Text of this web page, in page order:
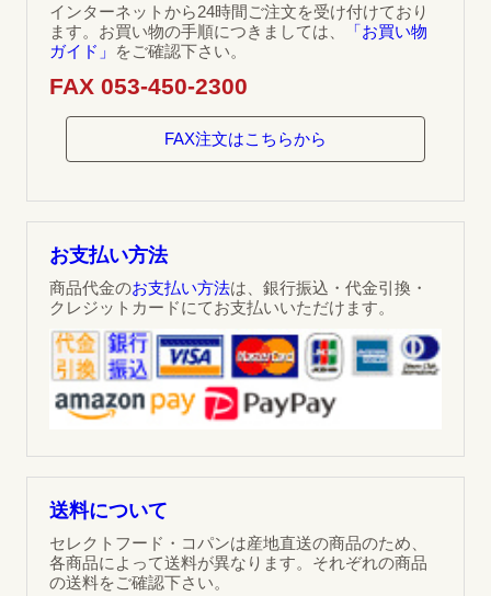
インターネットから24時間ご注文を受け付けており
ます。お買い物の手順につきましては、
「お買い物
ガイド」
をご確認下さい。
FAX 053-450-2300
FAX注文はこちらから
お支払い方法
商品代金のお支払い方法は、銀行振込・代金引換・
クレジットカードにてお支払いいただけます。
送料について
セレクトフード・コパンは産地直送の商品のため、
各商品によって送料が異なります。それぞれの商品
の送料をご確認下さい。